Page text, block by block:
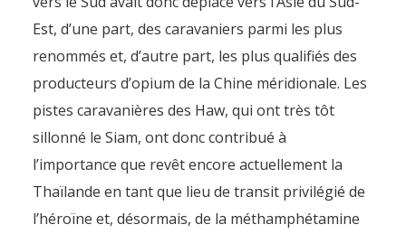
Est, d’une part, des caravaniers parmi les plus
renommés et, d’autre part, les plus qualifiés des
producteurs d’opium de la Chine méridionale. Les
pistes caravanières des Haw, qui ont très tôt
sillonné le Siam, ont donc contribué à
l’importance que revêt encore actuellement la
Thaïlande en tant que lieu de transit privilégié de
l’héroïne et, désormais, de la méthamphétamine